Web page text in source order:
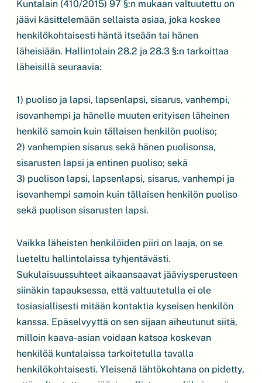
Kuntalain (410/2015) 97 §:n mukaan valtuutettu on
jäävi käsittelemään sellaista asiaa, joka koskee
henkilökohtaisesti häntä itseään tai hänen
läheisiään. Hallintolain 28.2 ja 28.3 §:n tarkoittaa
läheisillä seuraavia:
1) puoliso ja lapsi, lapsenlapsi, sisarus, vanhempi,
isovanhempi ja hänelle muuten erityisen läheinen
henkilö samoin kuin tällaisen henkilön puoliso;
2) vanhempien sisarus sekä hänen puolisonsa,
sisarusten lapsi ja entinen puoliso; sekä
3) puolison lapsi, lapsenlapsi, sisarus, vanhempi ja
isovanhempi samoin kuin tällaisen henkilön puoliso
sekä puolison sisarusten lapsi.
Vaikka läheisten henkilöiden piiri on laaja, on se
lueteltu hallintolaissa tyhjentävästi.
Sukulaisuussuhteet aikaansaavat jääviysperusteen
siinäkin tapauksessa, että valtuutetulla ei ole
tosiasiallisesti mitään kontaktia kyseisen henkilön
kanssa. Epäselvyyttä on sen sijaan aiheutunut siitä,
milloin kaava-asian voidaan katsoa koskevan
henkilöä kuntalaissa tarkoitetulla tavalla
henkilökohtaisesti. Yleisenä lähtökohtana on pidetty,